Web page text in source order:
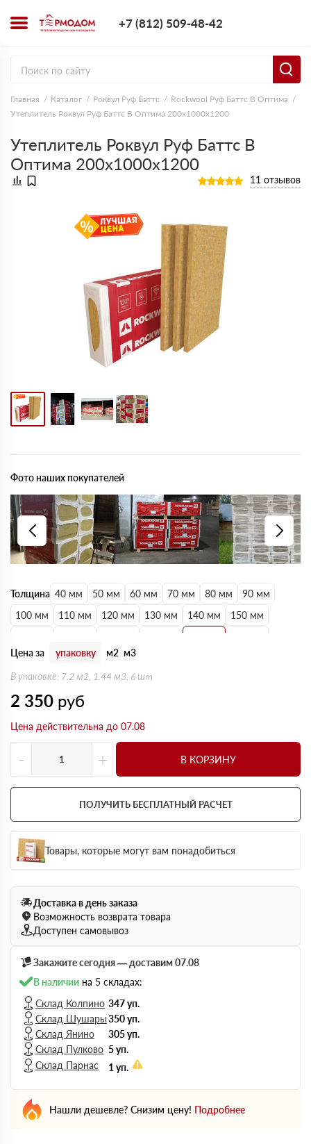
+7 (812) 509-48-42
Главная Каталог Роквул Руф Баттс
Rockwool Руф Баттс В Оптима
Утеплитель Роквул Руф Баттс В Оптима 200х1000х1200
Утеплитель Роквул Руф Баттс В
Оптима 200х1000х1200
11 отзывов
Толщина 40 мм 50 мм 60 мм 70 мм 80 мм
90 мм
100 мм
110 мм 120 мм 130 мм 140 мм
150 мм
220 мм
230 мм 240 мм
Цена за упаковку м2 м3
В упаковке: 7.2 м2, 1.44 м3, 6 шт
2 350 руб
Цена действительна до 07.08
- + В КОРЗИНУ
ПОЛУЧИТЬ БЕСПЛАТНЫЙ РАСЧЕТ
Товары, которые могут вам понадобиться
Фото наших покупателей
Доставка в день заказа
Возможность возврата товара
Доступен самовывоз
Закажите сегодня — доставим 07.08
В наличии на 5 складах:
Склад Колпино 347 уп.
Склад Шушары350 уп.
Склад Янино
305 уп.
Склад Пулково 5 уп.
Склад Парнас
1 уп.
Нашли дешевле? Снизим цену! Подробнее